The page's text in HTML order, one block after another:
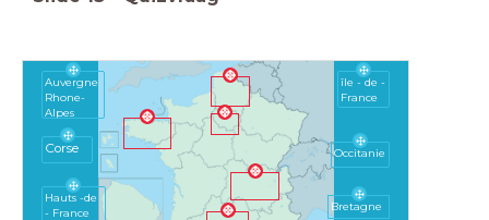
Auvergne
Rhone-
Alpes
Corse
Hauts -de
- France
île - de -
France
Occitanie
Bretagne